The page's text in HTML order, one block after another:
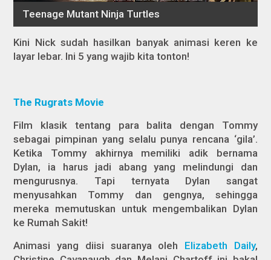
Kini Nick sudah hasilkan banyak animasi keren ke
layar lebar. Ini 5 yang wajib kita tonton!
The Rugrats Movie
Film klasik tentang para balita dengan Tommy
sebagai pimpinan yang selalu punya rencana ‘gila’.
Ketika Tommy akhirnya memiliki adik bernama
Dylan, ia harus jadi abang yang melindungi dan
mengurusnya. Tapi ternyata Dylan sangat
menyusahkan Tommy dan gengnya, sehingga
mereka memutuskan untuk mengembalikan Dylan
ke Rumah Sakit!
Animasi yang diisi suaranya oleh Elizabeth Daily,